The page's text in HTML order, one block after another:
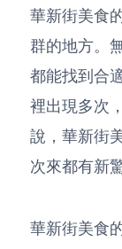
華新街美食
群的地方。
都能找到合
裡出現多次
說，華新街
次來都有新
華新街美食